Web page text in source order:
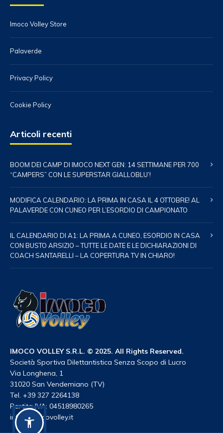
Imoco Volley Store
Palaverde
Privacy Policy
Cookie Policy
Articoli recenti
BOOM DEI CAMP DI IMOCO NEXT GEN: 14 SETTIMANE PER 700
“CAMPERS” CON LE SUPERSTAR GIALLOBLU’!
MODIFICA CALENDARIO: LA PRIMA IN CASA IL 4 OTTOBRE! AL
PALAVERDE CON CUNEO PER L’ESORDIO DI CAMPIONATO
IL CALENDARIO DI A1: LA PRIMA A CUNEO, ESORDIO IN CASA
CON BUSTO ARSIZIO – TUTTE LE DATE E LE DICHIARAZIONI DI
COACH SANTARELLI – LA COPERTURA TV IN CHIARO!
IMOCO VOLLEY S.R.L. © 2025. All Rights Reserved.
Società Sportiva Dilettantistica Senza Scopo di Lucro
Via Longhena, 1
31020 San Vendemiano (TV)
Tel. +39 327 2264138
Partita IVA: 04518980265
info@imocovolley.it